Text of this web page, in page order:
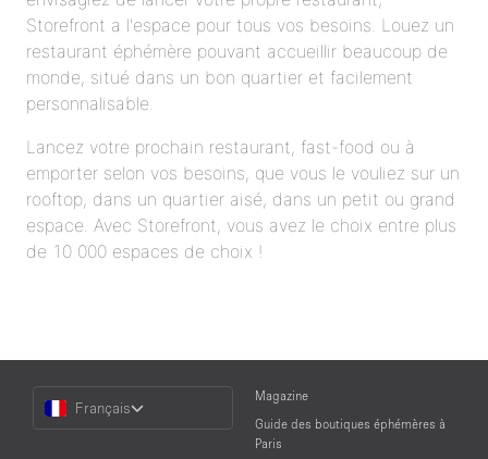
Storefront a l'espace pour tous vos besoins. Louez un
restaurant éphémère pouvant accueillir beaucoup de
monde, situé dans un bon quartier et facilement
personnalisable.
Lancez votre prochain restaurant, fast-food ou à
emporter selon vos besoins, que vous le vouliez sur un
rooftop, dans un quartier aisé, dans un petit ou grand
espace. Avec Storefront, vous avez le choix entre plus
de 10 000 espaces de choix !
Language
Français
Magazine
Guide des boutiques éphémères à
Paris